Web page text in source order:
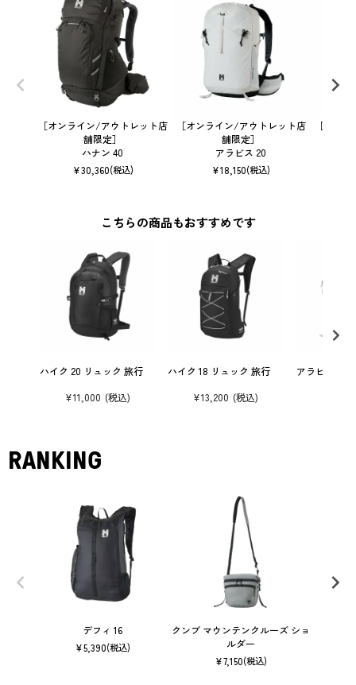
［オンライン/アウトレット店
舗限定］
ハナン 40
¥30,360(税込)
［オンライン/アウトレット店
舗限定］
アラビス 20
¥18,150(税込)
［オン
こちらの商品もおすすめです
ハイク 20 リュック 旅行
¥11,000
ハイク 18 リュック 旅行
¥13,200
アラビス 20
RANKING
デフィ 16
¥5,390(税込)
クンブ マウンテンクルーズ ショ
ルダー
¥7,150(税込)